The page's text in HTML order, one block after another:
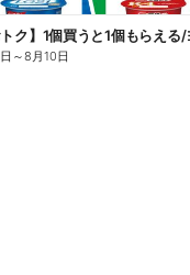
～8月10日